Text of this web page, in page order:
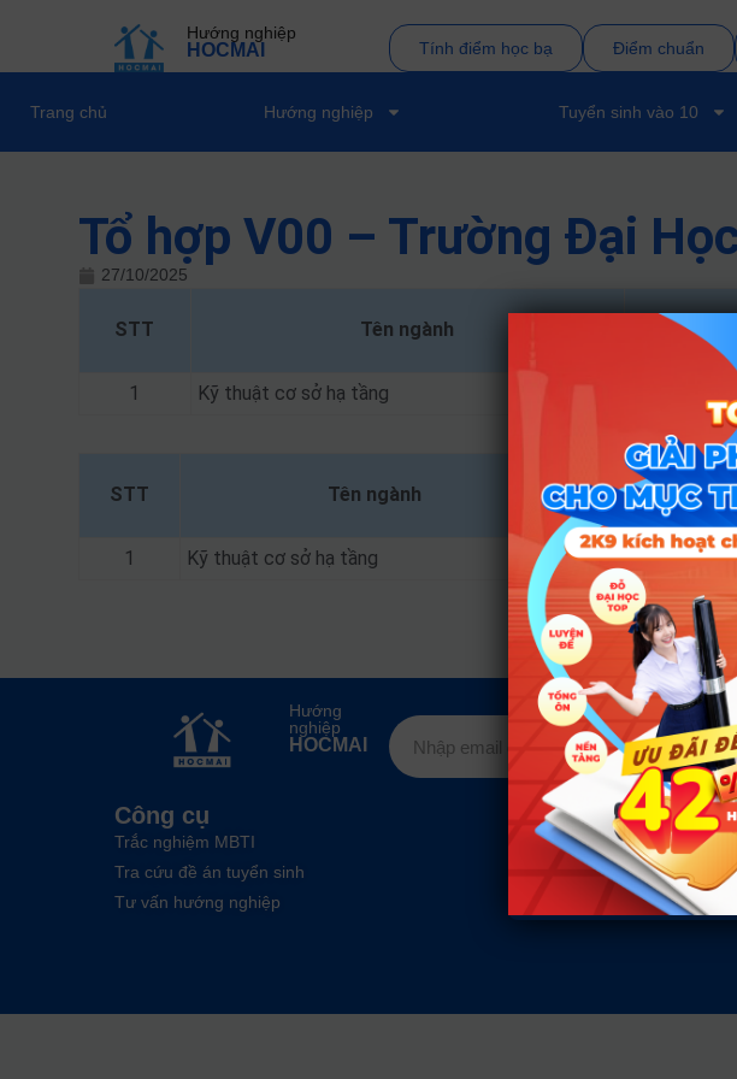
Hướng nghiệp
HOCMAI Tính điểm học bạ Điểm chuẩn
Trang chủ Hướng nghiệp Tuyển sinh vào 10
Tổ hợp V00 – Trường Đại
27/10/2025
STT Tên ngành
1
Kỹ thuật cơ sở hạ tầng
STT Tên ngành Tổ
1
Kỹ thuật cơ sở hạ tầng A00;
Hướng
nghiệp
HOCMAI
Công cụ
Trắc nghiệm MBTI
Tra cứu đề án tuyển sinh
Tư vấn hướng nghiệp
Tin tức
Tin giáo dục nổi bật
Tin tuyển sinh vào 10
Tin tuyển sinh Đại học